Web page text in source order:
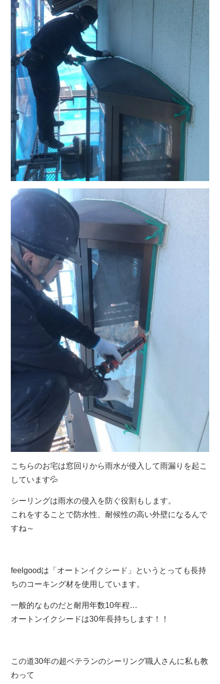
こちらのお宅は窓回りから雨水が侵入して雨漏りを起こ
しています💦
シーリングは雨水の侵入を防ぐ役割もします。
これをすることで防水性、耐候性の高い外壁になるんで
すね～
feelgoodは「オートンイクシード」というとっても長持
ちのコーキング材を使用しています。
一般的なものだと耐用年数10年程…
オートンイクシードは30年長持ちします！！
この道30年の超ベテランのシーリング職人さんに私も教
わって